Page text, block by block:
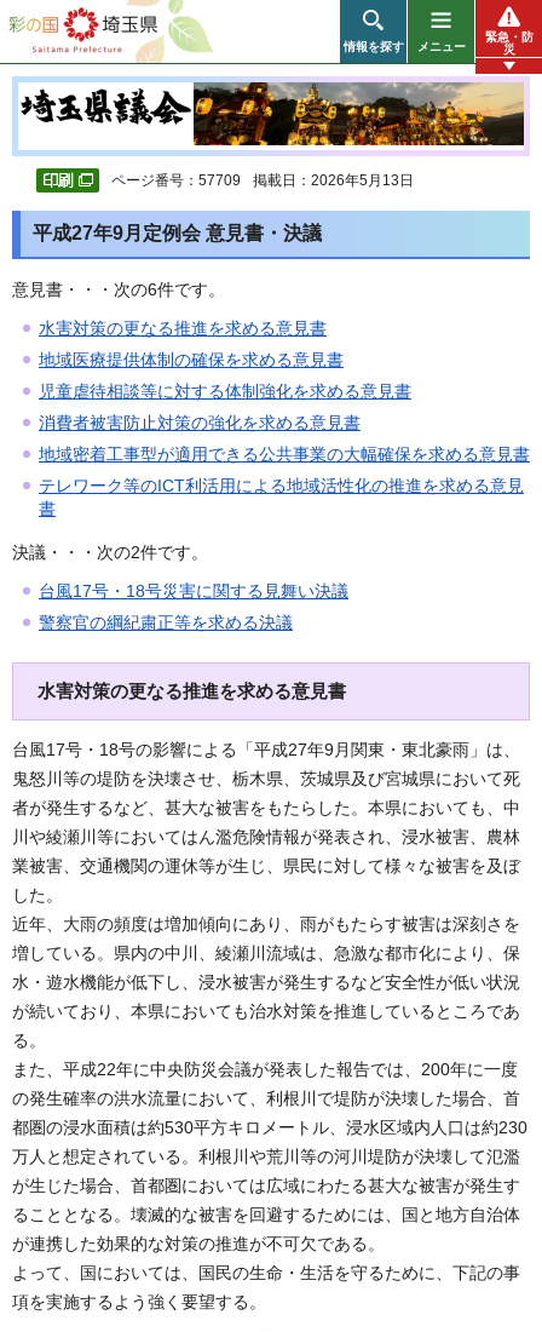
彩の国 埼玉県
情報を探す メニュー
緊急・防
災
ページ番号：57709 掲載日：2026年5月13日
平成27年9月定例会 意見書・決議
意見書・・・次の6件です。
水害対策の更なる推進を求める意見書
地域医療提供体制の確保を求める意見書
児童虐待相談等に対する体制強化を求める意見書
消費者被害防止対策の強化を求める意見書
地域密着工事型が適用できる公共事業の大幅確保を求める意見書
テレワーク等のICT利活用による地域活性化の推進を求める意見
書
決議・・・次の2件です。
台風17号・18号災害に関する見舞い決議
警察官の綱紀粛正等を求める決議
水害対策の更なる推進を求める意見書
台風17号・18号の影響による「平成27年9月関東・東北豪雨」は、
鬼怒川等の堤防を決壊させ、栃木県、茨城県及び宮城県において死
者が発生するなど、甚大な被害をもたらした。本県においても、中
川や綾瀬川等においてはん濫危険情報が発表され、浸水被害、農林
業被害、交通機関の運休等が生じ、県民に対して様々な被害を及ぼ
した。
近年、大雨の頻度は増加傾向にあり、雨がもたらす被害は深刻さを
増している。県内の中川、綾瀬川流域は、急激な都市化により、保
水・遊水機能が低下し、浸水被害が発生するなど安全性が低い状況
が続いており、本県においても治水対策を推進しているところであ
る。
また、平成22年に中央防災会議が発表した報告では、200年に一度
の発生確率の洪水流量において、利根川で堤防が決壊した場合、首
都圏の浸水面積は約530平方キロメートル、浸水区域内人口は約230
万人と想定されている。利根川や荒川等の河川堤防が決壊して氾濫
が生じた場合、首都圏においては広域にわたる甚大な被害が発生す
ることとなる。壊滅的な被害を回避するためには、国と地方自治体
が連携した効果的な対策の推進が不可欠である。
よって、国においては、国民の生命・生活を守るために、下記の事
項を実施するよう強く要望する。